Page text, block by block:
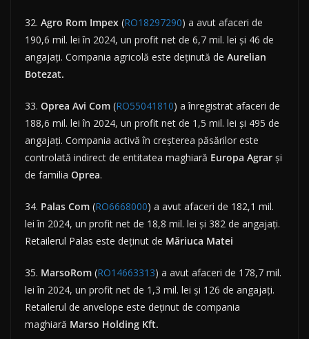
32. Agro Rom Impex (RO18297290) a avut afaceri de
190,6 mil. lei în 2024, un profit net de 6,7 mil. lei și 46 de
angajați. Compania agricolă este deținută de Aurelian
Botezat.
33. Oprea Avi Com (RO55041810) a înregistrat afaceri de
188,6 mil. lei în 2024, un profit net de 1,5 mil. lei și 495 de
angajați. Compania activă în creșterea păsărilor este
controlată indirect de entitatea maghiară Europa Agrar și
de familia Oprea.
34. Palas Com (RO6668000) a avut afaceri de 182,1 mil.
lei în 2024, un profit net de 18,8 mil. lei și 382 de angajați.
Retailerul Palas este deținut de Măriuca Matei
35. MarsoRom (RO14663313) a avut afaceri de 178,7 mil.
lei în 2024, un profit net de 1,3 mil. lei și 126 de angajați.
Retailerul de anvelope este deținut de compania
maghiară Marso Holding Kft.